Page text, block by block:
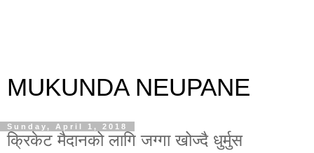
MUKUNDA NEUPANE
Sunday, April 1, 2018
क्रिकेट मैदानको लागि जग्गा खोज्दै धुर्मुस